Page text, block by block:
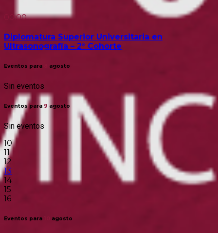
00:00
Diplomatura Superior Universitaria en
Ultrasonografía – 2° Cohorte
Eventos para agosto
Sin eventos
Eventos para 9 agosto
Sin eventos
10
11
12
13
14
15
16
Eventos para agosto